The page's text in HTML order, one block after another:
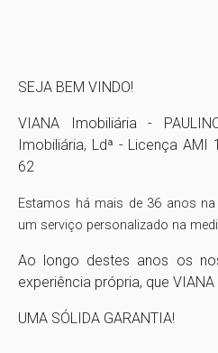
SEJA BEM VINDO!
VIANA Imobiliária -
Imobiliária, Ldª - Licença AMI
62
Estamos há mais de 36 anos
um serviço personalizado na
Ao longo destes anos os
experiência própria, que VIANA
UMA SÓLIDA GARANTIA!